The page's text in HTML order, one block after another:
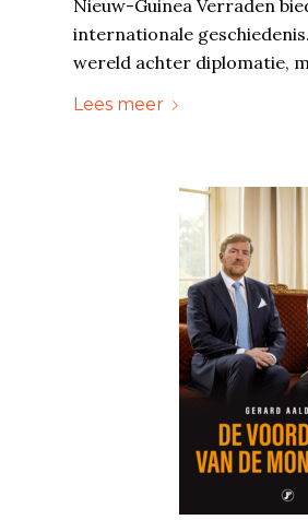
Nieuw-Guinea Verraden
internationale
wereld achter diplomatie,
Lees meer